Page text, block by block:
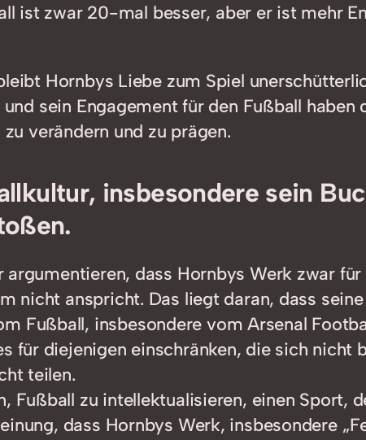
ist zwar 20-mal besser, aber er ist mehr
Hornbys Liebe zum Spiel
sein Engagement für den Fußball haben
verändern und zu prägen.
insbesondere sein
dass Hornbys Werk zwar für
nicht anspricht. Das liegt daran, dass
Fußball, insbesondere vom Arsenal
diejenigen einschränken, die sich nicht
teilen.
Fußball zu intellektualisieren, einen Sport,
dass Hornbys Werk, insbesondere